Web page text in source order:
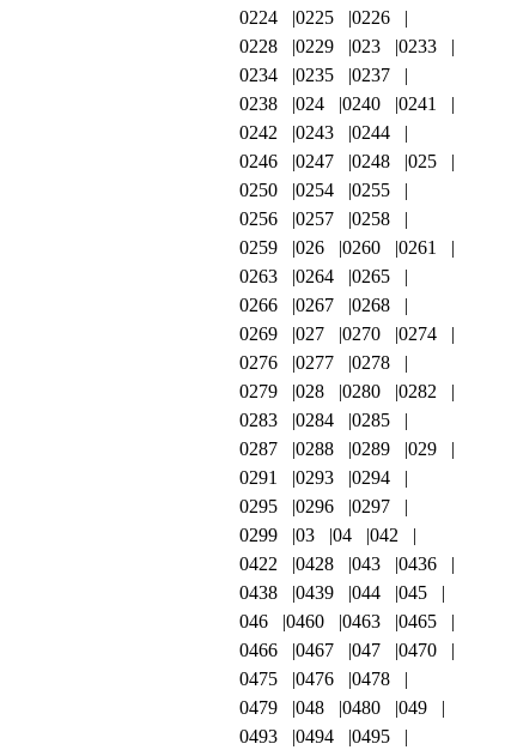
0224
0225
0226
0228
0229 023
0233
0234
0235
0237
0238
024 0240
0241
0242
0243
0244
0246
0247 0248
025
0250
0254
0255
0256
0257
0258
0259
026 0260
0261
0263
0264
0265
0266
0267
0268
0269
027 0270
0274
0276
0277
0278
0279
028 0280
0282
0283
0284
0285
0287
0288 0289
029
0291
0293
0294
0295
0296
0297
0299
03 04
042
0422
0428 043
0436
0438
0439 044
045
046
0460 0463
0465
0466
0467 047
0470
0475
0476
0478
0479
048 0480
049
0493
0494
0495